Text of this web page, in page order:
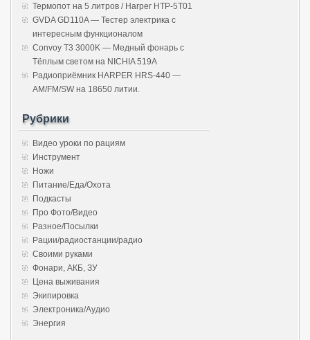
Термопот на 5 литров / Harper HTP-5T01
GVDA GD110A — Тестер электрика с
интересным функционалом
Convoy T3 3000K — Медный фонарь с
Тёплым светом на NICHIA 519A
Радиоприёмник HARPER HRS-440 —
AM/FM/SW на 18650 литии.
Рубрики
Видео уроки по рациям
Инструмент
Ножи
Питание/Еда/Охота
Подкасты
Про Фото/Видео
Разное/Посылки
Рации/радиостанции/радио
Своими руками
Фонари, АКБ, ЗУ
Цена выживания
Экипировка
Электроника/Аудио
Энергия